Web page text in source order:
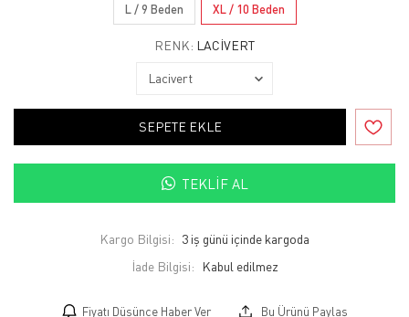
L / 9 Beden XL / 10 Beden
RENK: LACIVERT
SEPETE EKLE
TEKLIF AL
Kargo Bilgisi: 3 iş günü içinde kargoda
İade Bilgisi:
Fiyatı Düşünce Haber Ver Bu Ürünü Paylaş